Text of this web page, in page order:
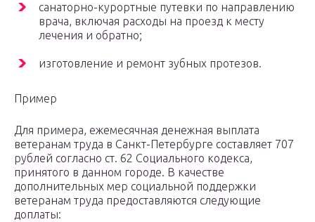
санаторно-курортные путевки по направлению
врача, включая расходы на проезд к месту
лечения и обратно;
изготовление и ремонт зубных протезов.
Пример
Для примера, ежемесячная денежная выплата
ветеранам труда в Санкт-Петербурге составляет 707
рублей согласно ст. 62 Социального кодекса,
принятого в данном городе. В качестве
дополнительных мер социальной поддержки
ветеранам труда предоставляются следующие
доплаты: